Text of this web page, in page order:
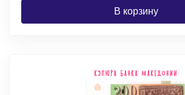
В корзину